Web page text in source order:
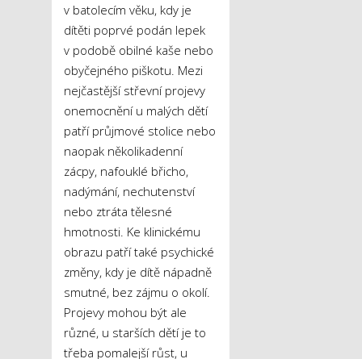
v batolecím věku, kdy je
dítěti poprvé podán lepek
v podobě obilné kaše nebo
obyčejného piškotu. Mezi
nejčastější střevní projevy
onemocnění u malých dětí
patří průjmové stolice nebo
naopak několikadenní
zácpy, nafouklé břicho,
nadýmání, nechutenství
nebo ztráta tělesné
hmotnosti. Ke klinickému
obrazu patří také psychické
změny, kdy je dítě nápadně
smutné, bez zájmu o okolí.
Projevy mohou být ale
různé, u starších dětí je to
třeba pomalejší růst, u